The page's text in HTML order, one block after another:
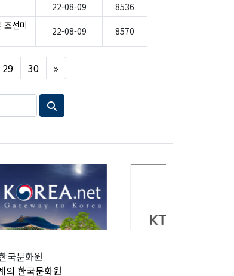
22-08-09 8536
조선미
22-08-09 8570
29 30 »
국문화원
의 한국문화원